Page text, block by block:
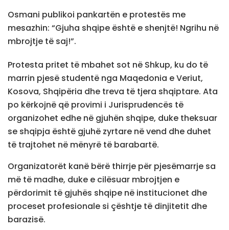
Osmani publikoi pankartën e protestës me
mesazhin: “Gjuha shqipe është e shenjtë! Ngrihu në
mbrojtje të saj!”.
Protesta pritet të mbahet sot në Shkup, ku do të
marrin pjesë studentë nga Maqedonia e Veriut,
Kosova, Shqipëria dhe treva të tjera shqiptare. Ata
po kërkojnë që provimi i Jurisprudencës të
organizohet edhe në gjuhën shqipe, duke theksuar
se shqipja është gjuhë zyrtare në vend dhe duhet
të trajtohet në mënyrë të barabartë.
Organizatorët kanë bërë thirrje për pjesëmarrje sa
më të madhe, duke e cilësuar mbrojtjen e
përdorimit të gjuhës shqipe në institucionet dhe
proceset profesionale si çështje të dinjitetit dhe
barazisë.